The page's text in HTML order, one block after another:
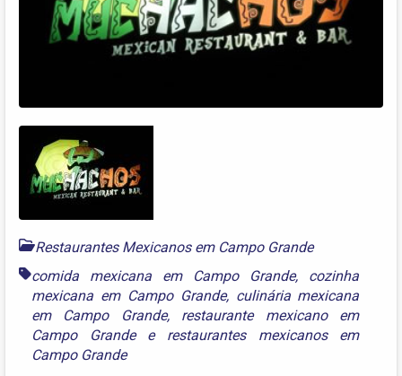
Restaurantes Mexicanos em Campo Grande
comida mexicana em Campo Grande, cozinha
mexicana em Campo Grande, culinária mexicana
em Campo Grande, restaurante mexicano em
Campo Grandee restaurantes mexicanos em
Campo Grande